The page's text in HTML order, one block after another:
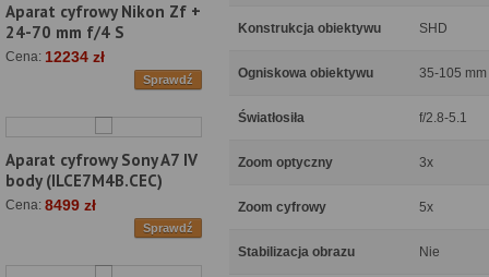
Aparat cyfrowy Nikon Zf +
24-70 mm f/4 S
Cena: 12234 zł
Sprawdź
Aparat cyfrowy Sony A7 IV
body (ILCE7M4B.CEC)
Cena: 8499 zł
Sprawdź
Konstrukcja obiektywu SHD
Ogniskowa obiektywu 35-105 mm
Światłosiła f/2.8-5.1
Zoom optyczny 3x
Zoom cyfrowy 5x
Stabilizacja obrazu Nie